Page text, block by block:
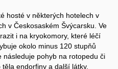
hosté v některých hotelech v
v Českosaském Švýcarsku. Ve
i na kryokomory, které léčí
okolo minus 120 stupňů
následuje pohyb na rotopedu či
endorfiny a další látky.